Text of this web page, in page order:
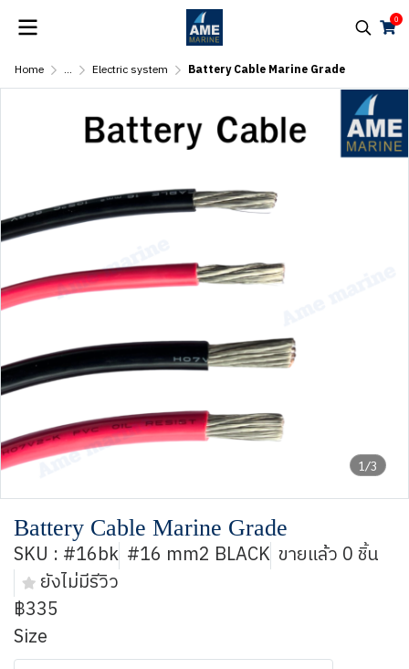
0
Home ... Electric system Battery Cable Marine Grade
1/3
Battery Cable Marine Grade
SKU : #16bk #16 mm2 BLACK ขายแล้ว 0 ชิ้น
ยังไม่มีรีวิว
฿335
Size